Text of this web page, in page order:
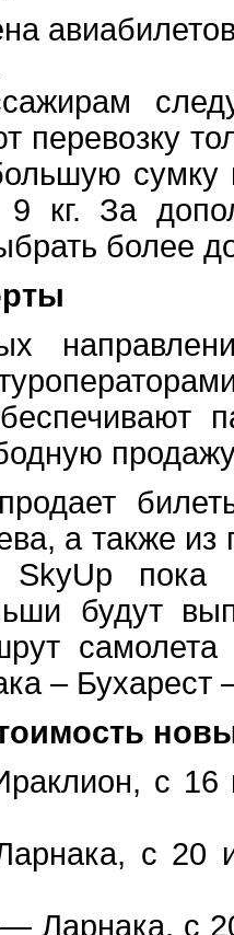
перевозку
сумку
кг. За
более
а также из
SkyUp
будут
– Бухарест
с 16
с 20
Ларнака, с